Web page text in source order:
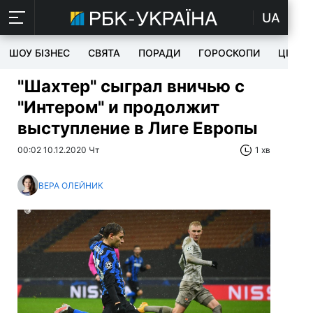
UA
ШОУ БІЗНЕС СВЯТА ПОРАДИ ГОРОСКОПИ ЦІКАВЕ
"Шахтер" сыграл вничью с
"Интером" и продолжит
выступление в Лиге Европы
00:02 10.12.2020 Чт 1 хв
ВЕРА ОЛЕЙНИК